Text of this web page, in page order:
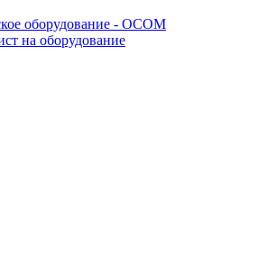
оборудование - OCOM
на оборудование